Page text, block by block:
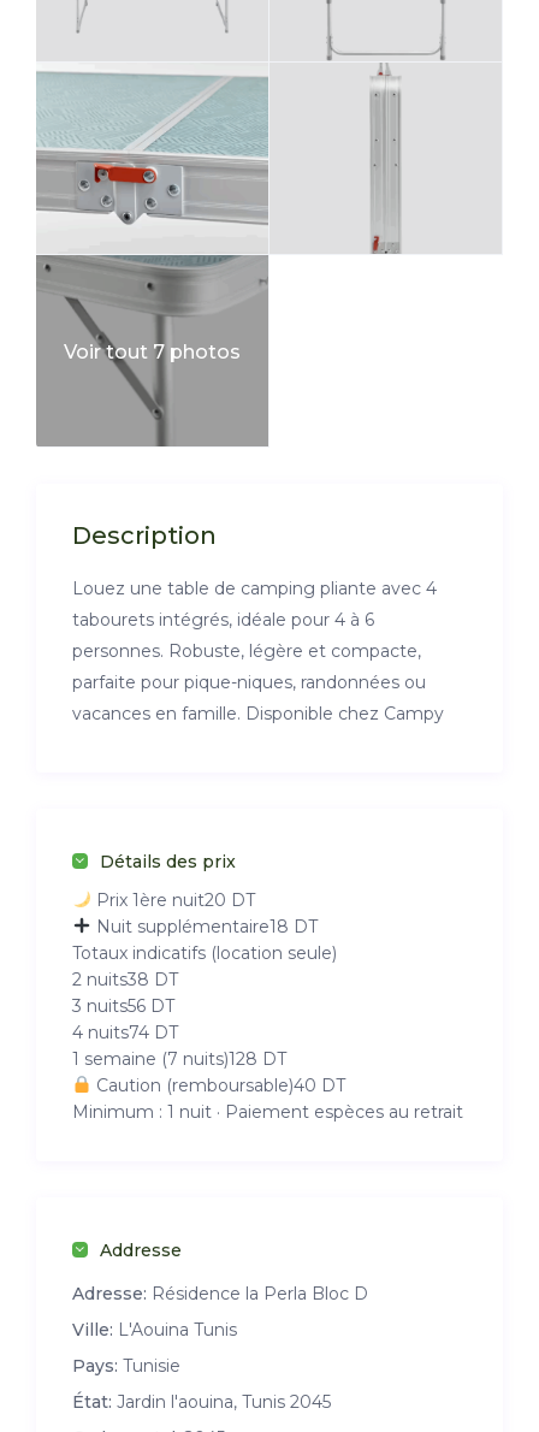
Voir tout 7 photos
Description
Louez une table de camping pliante avec 4
tabourets intégrés, idéale pour 4 à 6
personnes. Robuste, légère et compacte,
parfaite pour pique-niques, randonnées ou
vacances en famille. Disponible chez Campy
Détails des prix
Prix 1ère nuit20 DT
Nuit supplémentaire18 DT
Totaux indicatifs (location seule)
2 nuits38 DT
3 nuits56 DT
4 nuits74 DT
1 semaine (7 nuits)128 DT
Caution (remboursable)40 DT
Minimum : 1 nuit · Paiement espèces au retrait
Addresse
Adresse: Résidence la Perla Bloc D
Ville: L'Aouina Tunis
Pays: Tunisie
État: Jardin l'aouina, Tunis 2045